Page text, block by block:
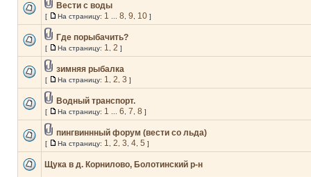
Вести с воды
[ На страницу: 1 8 9 10 ]
Где порыбачить?
[ На страницу: 1 2 ]
зимняя рыбалка
[ На страницу: 1 2 3 ]
Водный транспорт.
[ На страницу: 1 6 7 8 ]
пингвиннный форум (вести со льда)
[ На страницу: 1 2 3 4 5 ]
Щука в д. Корнилово, Болотинский р-н